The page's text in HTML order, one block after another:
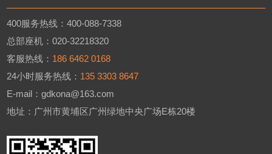
400服务热线：400-088-7338
总部座机：020-32218320
客服热线： 186 6462 0168
24小时服务热线： 135 3303 8647
E-mail：gdkona@163.com
地址：广州市黄埔区广州绿地中央广场E栋20楼